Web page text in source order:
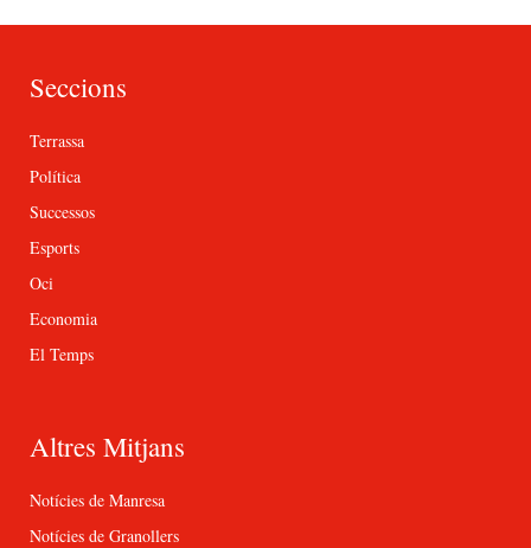
Seccions
Terrassa
Política
Successos
Esports
Oci
Economia
El Temps
Altres Mitjans
Notícies de Manresa
Notícies de Granollers